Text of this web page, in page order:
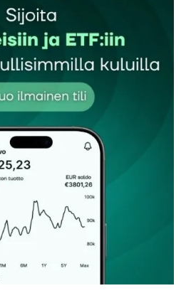
ei julkaista.Pakolliset